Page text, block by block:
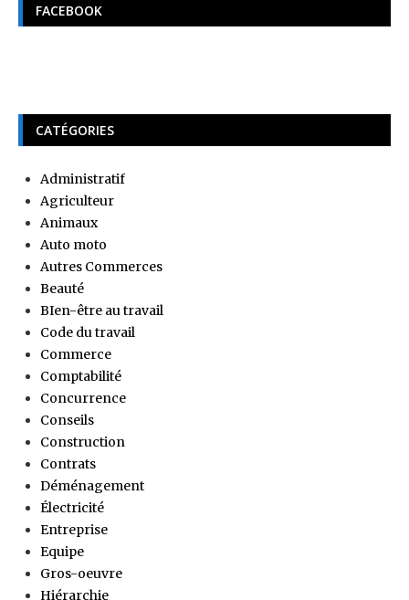
FACEBOOK
CATÉGORIES
Administratif
Agriculteur
Animaux
Auto moto
Autres Commerces
Beauté
BIen-être au travail
Code du travail
Commerce
Comptabilité
Concurrence
Conseils
Construction
Contrats
Déménagement
Électricité
Entreprise
Equipe
Gros-oeuvre
Hiérarchie